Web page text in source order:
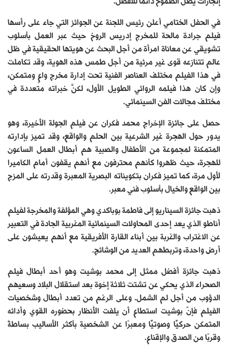
في الحفل الختامي أعلن رئيس اللجنة عن الجوائز التي جاء على رأسها
فيلم جرادة مالحة للمخرج إدريس الروخ حيث عبر العمل بأسلوب
تشويقي عن معاناة امرأة من أجل البحث عن هويتها الحقيقية في ظل
عالم تتنازعه قوى غير مرئية من أجل طمس هذه الهوية، وقد تكاملت
في هذا الفيلم مختلف العناصر الفنية تحت إدارة مخرج واعٍ ومتمكن،
وإن كان هذا فيلمه الروائي الطويل الأول، لكنَّ خبراته متعددة في
مختلف مجالات الفن السينمائي.
حصل على جائزة الإخراج محمد فكران عن فيلم الجولة الأخيرة، وهو
يدور حول الهجرة غير الشرعية بين الحلم والواقع، وقد تميز بإدارته
المتمكنة لمجموعة من الأطفال والصبية هم أبطال العمل الساعون
للهجرة، حيث ظهروا كأنهم محترفون مع أنهم يقفون أمام الكاميرا
لأول مرة، كما تميز فكران بتكويناته البصرية المعبرة وقدرته على المزج
بين الواقع والخيال بأسلوب فني معبر.
ذهبت جائزة السيناريو إلى فاطمة بوباكدي وهي المؤلفة والمخرجة لفيلم
أناطو الذي يعد إحدى المحاولات السينمائية المغربية الجادة في التعبير
عن الاغتراب والغربة بين أبناء القارة الأفريقية مع أنهم يعيشون على
أرض واحدة، وتربطهم العديد من الوشائج.
ذهبت جائزة أفضل ممثل إلى محمد بوشيت وهو أحد أبطال فيلم
الصحراء الذي يحكي عن تشتت ثلاثة إخوة بعد استقلال البلاد وسعيهم
الدؤوب من أجل لم الشمل. وعلى الرغم من تعدد أبطال وشخصيات
الفيلم فإنّ بوشيت استطاع أن يلفت الأنظار بحضوره القوي وأدائه
المتمكن حركيًّا وصوتيًّا ومعبرًا عن الشخصية بأكثر الأساليب بساطةً
وقربًا من الصدق والإقناع.